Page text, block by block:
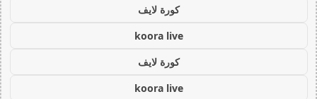
كورة لايف
koora live
كورة لايف
koora live